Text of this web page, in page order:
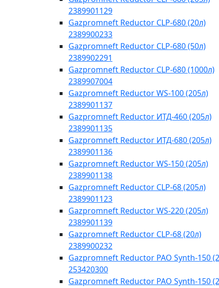
2389901129
Gazpromneft Reductor CLP-680 (20л)
2389900233
Gazpromneft Reductor CLP-680 (50л)
2389902291
Gazpromneft Reductor CLP-680 (1000л)
2389907004
Gazpromneft Reductor WS-100 (205л)
2389901137
Gazpromneft Reductor ИТД-460 (205л)
2389901135
Gazpromneft Reductor ИТД-680 (205л)
2389901136
Gazpromneft Reductor WS-150 (205л)
2389901138
Gazpromneft Reductor CLP-68 (205л)
2389901123
Gazpromneft Reductor WS-220 (205л)
2389901139
Gazpromneft Reductor CLP-68 (20л)
2389900232
Gazpromneft Reductor PAO Synth-150
253420300
Gazpromneft Reductor PAO Synth-150